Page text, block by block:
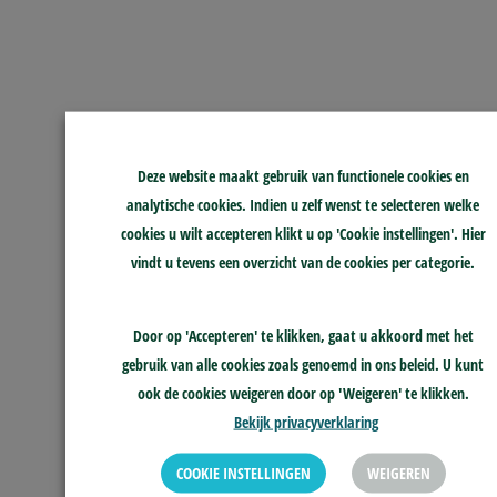
Deze website maakt gebruik van functionele cookies en
analytische cookies. Indien u zelf wenst te selecteren welke
cookies u wilt accepteren klikt u op 'Cookie instellingen'. Hier
vindt u tevens een overzicht van de cookies per categorie.
Door op 'Accepteren' te klikken, gaat u akkoord met het
gebruik van alle cookies zoals genoemd in ons beleid. U kunt
ook de cookies weigeren door op 'Weigeren' te klikken.
Bekijk privacyverklaring
COOKIE INSTELLINGEN WEIGEREN